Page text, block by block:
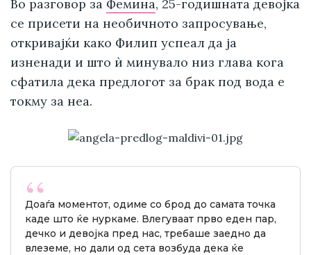
Во разговор за Фемина, 25-годишната девојка
се присети на необичното запросување,
откривајќи како Филип успеал да ја
изненади и што ѝ минувало низ глава кога
сфатила дека предлогот за брак под вода е
токму за неа.
Доаѓа моментот, одиме со брод до самата точка
каде што ќе нуркаме. Влегуваат прво еден пар,
дечко и девојка пред нас, требаше заедно да
влеземе, но дали од сета возбуда дека ќе